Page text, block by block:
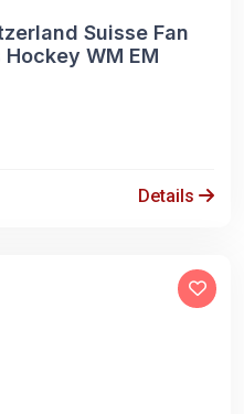
Suisse Fan
WM EM
Details